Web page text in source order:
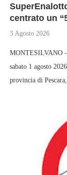
centrato un
3 Agosto 2026
MONTESILVANO
sabato 1 agosto
provincia di